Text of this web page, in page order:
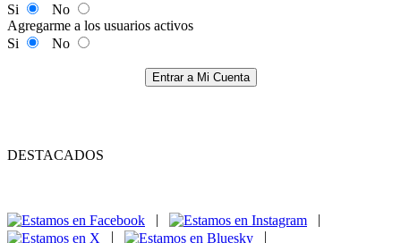
Si
No
Agregarme a los usuarios activos
Si
No
Entrar a Mi Cuenta
DESTACADOS
|
|
|
|